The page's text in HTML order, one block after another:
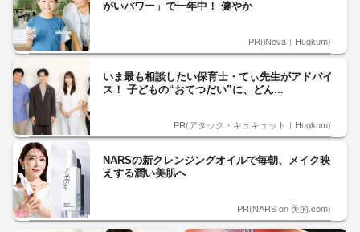
がいパワー」で一年中！ 健やか
PR(iNova｜Hugkum)
いま最も相談したい保育士・てぃ先生がアドバイ
ス！ 子どもの“おてつだい”に、どん...
PR(アタック・キュキュット｜Hugkum)
NARSの新クレンジングオイルで毎朝、メイク映
えする潤い美肌へ
PR(NARS on 美的.com)